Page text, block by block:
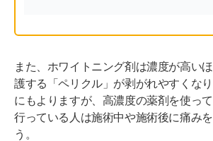
また、ホワイトニング剤は濃度が高い
護する「ペリクル」が剥がれやすくな
にもよりますが、高濃度の薬剤を使っ
行っている人は施術中や施術後に痛み
う。